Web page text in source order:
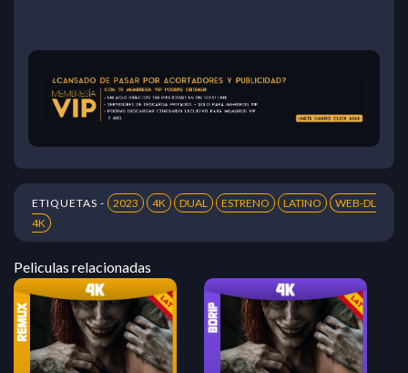
ETIQUETAS - 2023 4K DUAL ESTRENO LATINO
WEB-DL
4K
Peliculas relacionadas